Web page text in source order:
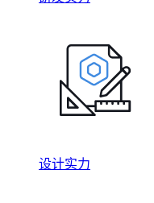
设计实力